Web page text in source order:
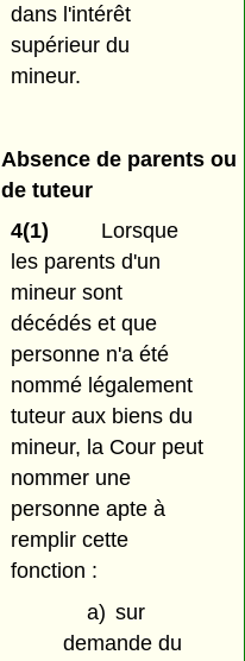
dans l'intérêt
supérieur du
mineur.
Absence de parents ou
de tuteur
4(1)
Lorsque
les parents d'un
mineur sont
décédés et que
personne n'a été
nommé légalement
tuteur aux biens du
mineur, la Cour peut
nommer une
personne apte à
remplir cette
fonction :
a) sur
demande du